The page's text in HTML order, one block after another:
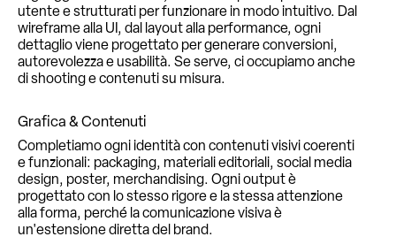
utente e strutturati per funzionare in modo intuitivo. Dal
wireframe alla UI, dal layout alla performance, ogni
dettaglio viene progettato per generare conversioni,
autorevolezza e usabilità. Se serve, ci occupiamo anche
di shooting e contenuti su misura.
Grafica & Contenuti
Completiamo ogni identità con contenuti visivi coerenti
e funzionali: packaging, materiali editoriali, social media
design, poster, merchandising. Ogni output è
progettato con lo stesso rigore e la stessa attenzione
alla forma, perché la comunicazione visiva è
un'estensione diretta del brand.